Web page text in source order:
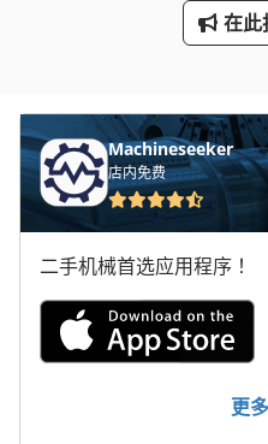
面板
在此
Machineseeker
店内免费
二手机械首选应用程序！
更